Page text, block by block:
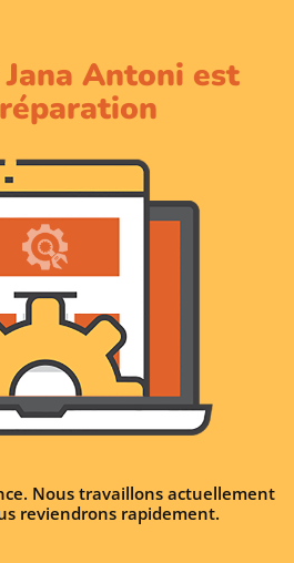
Antoni est
Nous travaillons actuellement
reviendrons rapidement.